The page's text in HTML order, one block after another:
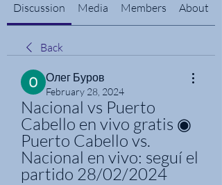
Discussion Media Members About
Back
Олег Буров
February 28, 2024
Nacional vs Puerto
Cabello en vivo gratis ◉
Puerto Cabello vs.
Nacional en vivo: seguí el
partido 28/02/2024